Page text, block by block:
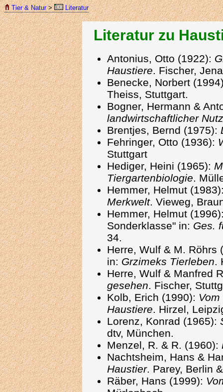
Tier & Natur> Literatur
Literatur zu
Antonius, Otto (1922):
Haustiere. Fischer,
Benecke, Norbert
Theiss, Stuttgart.
Bogner, Hermann &
landwirtschaftlicher
Brentjes, Bernd (1975):
Fehringer, Otto (1936):
Stuttgart
Hediger, Heini (1965):
Tiergartenbiologie.
Hemmer, Helmut
Merkwelt. Vieweg,
Hemmer, Helmut
Sonderklasse" in: Ges.
34.
Herre, Wulf & M. Röhrs
in: Grzimeks Tierleben.
Herre, Wulf & Manfred
gesehen. Fischer,
Kolb, Erich (1990):
Haustiere. Hirzel,
Lorenz, Konrad (1965):
dtv, München.
Menzel, R. & R. (1960):
Nachtsheim, Hans &
Haustier. Parey, Berlin
Räber, Hans (1999):